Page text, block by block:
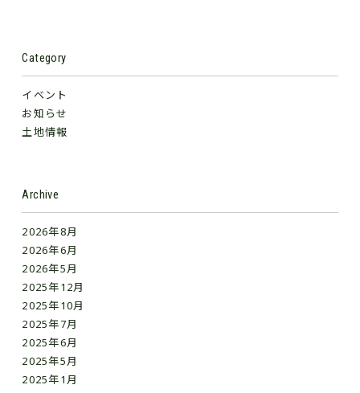
Category
イベント
お知らせ
土地情報
Archive
2026年8月
2026年6月
2026年5月
2025年12月
2025年10月
2025年7月
2025年6月
2025年5月
2025年1月